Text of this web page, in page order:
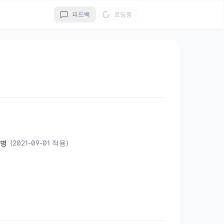
피드백 로딩중
(2021-09-01 적용)